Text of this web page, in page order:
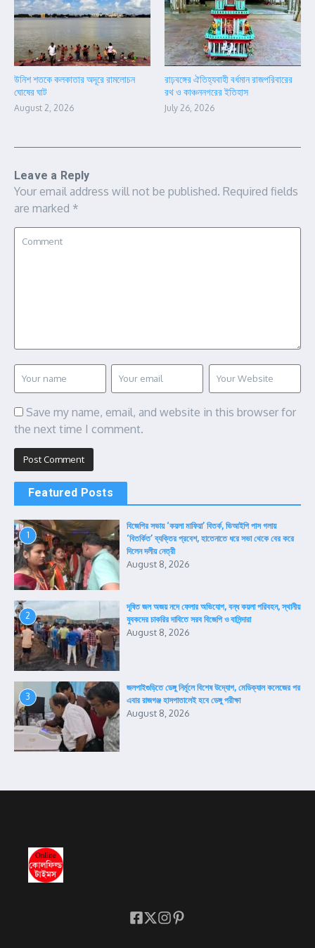
উনিশ শতকে কলকাতার অদূরে রামলোচন
ঘোষের ঘাট
August 2, 2026
রাঢ়বঙ্গের ঐতিহ্যবাহী বর্ধমান রাজপরিবারের
রথ ও কাঞ্চননগরের ইতিহাস
July 26, 2026
Leave a Reply
Your email address will not be published. Required fields
are marked *
Save my name, email, and website in this browser for
the next time I comment.
Featured Posts
1
বিজেপির সভায় ‘কয়লা মাফিয়া’ বিতর্ক, ভিআইপি পাস গলায়
‘বিতর্কিত’ ব্যক্তির প্রবেশ, হাতেনাতে ধরে সভা থেকে বের করে
দিলেন দলীয় নেত্রী
August 8, 2026
2
দূষিত জল অজয় নদে ফেলার অভিযোগ, বন্ধ কয়লা পরিবহন, স্থানীয়
যুবকদের চাকরির দাবিতে সরব বিজেপি ও বাসিন্দারা
August 8, 2026
3
জলপাইগুড়িতে ডেঙ্গু নির্মূলে বিশেষ উদ্যোগ, মেডিক্যাল কলেজের পর
এবার রাজগঞ্জ হাসপাতালেই হবে ডেঙ্গু পরীক্ষা
August 8, 2026